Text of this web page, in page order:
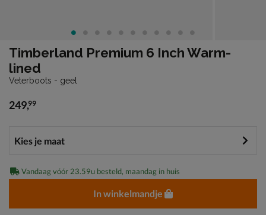
Timberland Premium 6 Inch Warm-
lined
Veterboots - geel
€ 249,99
249,99
Vandaag vóór 23.59u besteld, maandag in huis
In winkelmandje